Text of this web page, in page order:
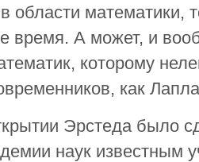
области математики,
время. А может, и
которому
как
Эрстеда было
наук известным